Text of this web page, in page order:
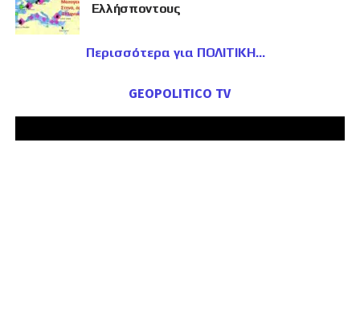
Ελλήσποντους
Περισσότερα για ΠΟΛΙΤΙΚΗ
GEOPOLITICO TV